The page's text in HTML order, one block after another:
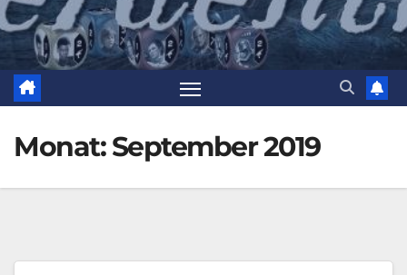
Monat:September 2019